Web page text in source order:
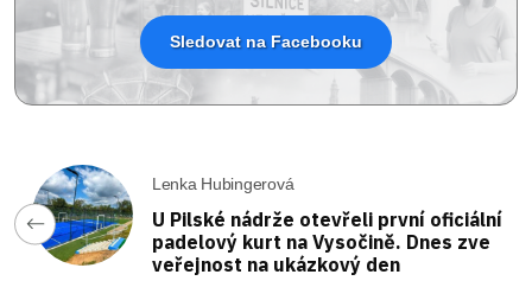
Sledovat na Facebooku
Lenka Hubingerová
U Pilské nádrže otevřeli první oficiální
padelový kurt na Vysočině. Dnes zve
veřejnost na ukázkový den